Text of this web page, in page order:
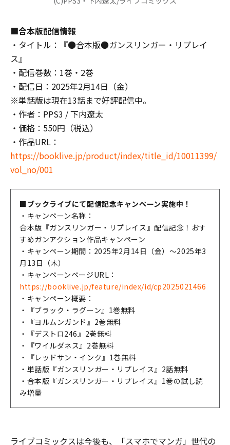
■合本版配信情報
・タイトル：『●合本版●ガンスリンガー・リプレイ
ス』
・配信巻数：1巻・2巻
・配信日：2025年2月14日（金）
※単話版は現在13話まで好評配信中。
・作者：PPS3 / 下内遼太
・価格：550円（税込）
・作品URL：
https://booklive.jp/product/index/title_id/10011399/
vol_no/001
■ブックライブにて配信記念キャンペーン実施中！
・キャンペーン名称：
合本版『ガンスリンガー・リプレイス』配信記念！おす
すめガンアクション作品キャンペーン
・キャンペーン期間：2025年2月14日（金）～2025年3
月13日（木）
・キャンペーンページURL：
https://booklive.jp/feature/index/id/cp2025021466
・キャンペーン概要：
・『ブラック・ラグーン』1巻無料
・『ヨルムンガンド』2巻無料
・『デストロ246』2巻無料
・『ワイルダネス』2巻無料
・『レッドサン・インク』1巻無料
・単話版『ガンスリンガー・リプレイス』2話無料
・合本版『ガンスリンガー・リプレイス』1巻の試し読
み増量
ライブコミックスは今後も、「スマホでマンガ」世代の